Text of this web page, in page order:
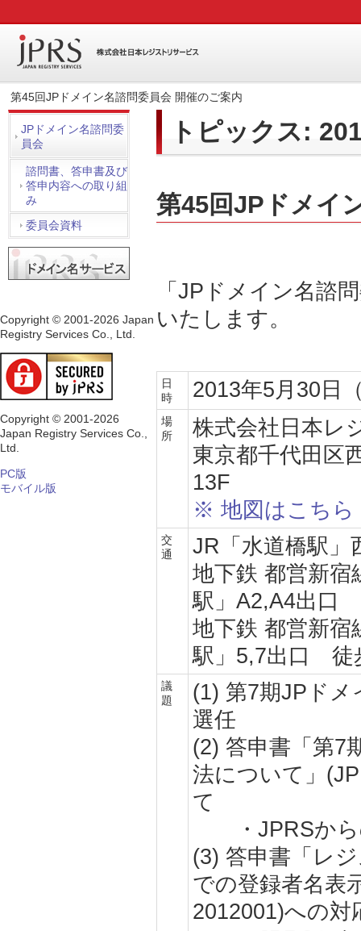
第45回JPドメイン名諮問委員会 開催のご案内
トピックス:
第45回JPドメイ
「JPドメイン名諮
いたします。
日
時
2013年5月30日
場
所
株式会社日本レ
東京都千代田区
13F
※ 地図はこちら
交
通
JR「水道橋駅
地下鉄 都営新宿
駅」A2,A4出口
地下鉄 都営新宿
駅」5,7出口 徒
議
題
(1) 第7期JPドメ
選任
(2) 答申書「第7
法について」
て
・JPRSから
(3) 答申書「レ
での登録者名表
2012001)への対
JPドメイン名諮問委
員会
諮問書、答申書及び
答申内容への取り組
み
委員会資料
Copyright © 2001-2026 Japan
Registry Services Co., Ltd.
Copyright © 2001-2026
Japan Registry Services Co.,
Ltd.
PC版
モバイル版